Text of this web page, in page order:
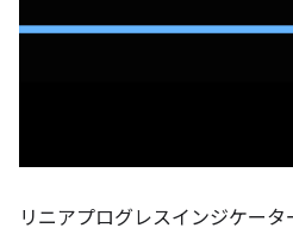
リニアプログレスインジケー